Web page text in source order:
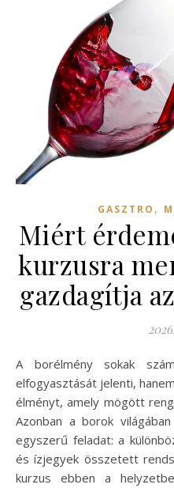
GASZTRO ,
Miért
kurzusra
gazdagítja
A borélmény sokak számára nem csupán egy ital
elfogyasztását jelenti,
élményt, amely mögött
Azonban a borok
egyszerű feladat: a
és ízjegyek összetett
kurzus ebben a